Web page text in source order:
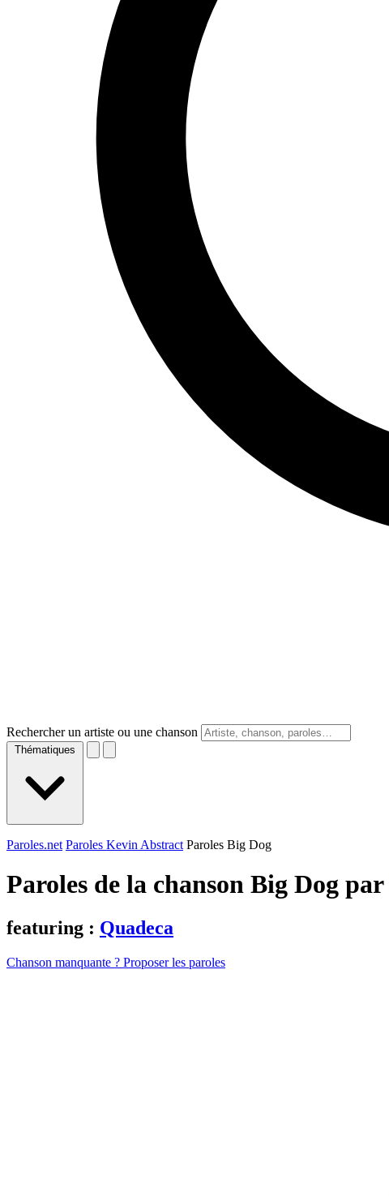
Rechercher un artiste ou une chanson
Thématiques
Paroles.net Paroles Kevin Abstract Paroles Big Dog
Paroles de la chanson Big Dog par
featuring : Quadeca
Chanson manquante ? Proposer les paroles